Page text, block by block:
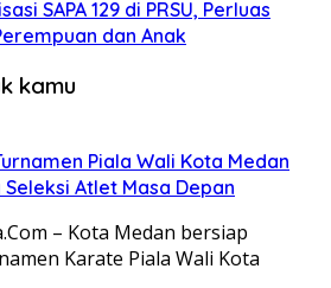
SAPA 129 di PRSU, Perluas
dan Anak
kamu
Piala Wali Kota Medan
Atlet Masa Depan
– Kota Medan bersiap
Karate Piala Wali Kota